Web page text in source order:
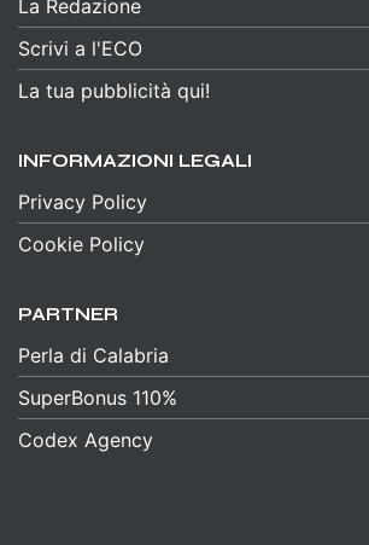
La Redazione
Scrivi a l'ECO
La tua pubblicità qui!
INFORMAZIONI LEGALI
Privacy Policy
Cookie Policy
PARTNER
Perla di Calabria
SuperBonus 110%
Codex Agency